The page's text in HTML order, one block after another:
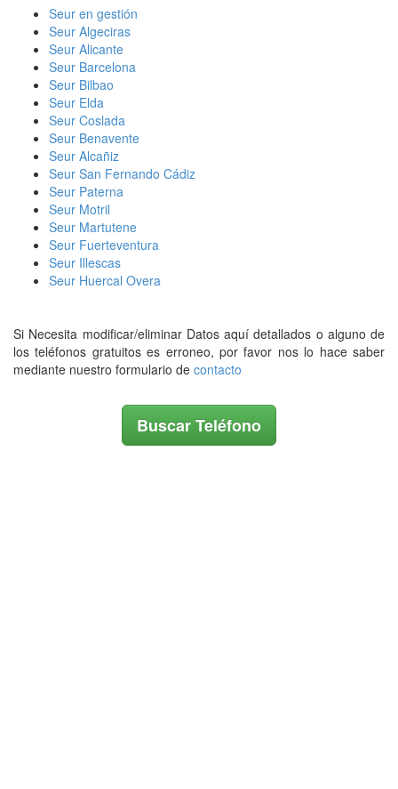
Seur en gestión
Seur Algeciras
Seur Alicante
Seur Barcelona
Seur Bilbao
Seur Elda
Seur Coslada
Seur Benavente
Seur Alcañiz
Seur San Fernando Cádiz
Seur Paterna
Seur Motril
Seur Martutene
Seur Fuerteventura
Seur Illescas
Seur Huercal Overa
Si Necesita modificar/eliminar Datos aquí detallados o alguno de
los teléfonos gratuitos es erroneo, por favor nos lo hace saber
mediante nuestro formulario de contacto
Buscar Teléfono